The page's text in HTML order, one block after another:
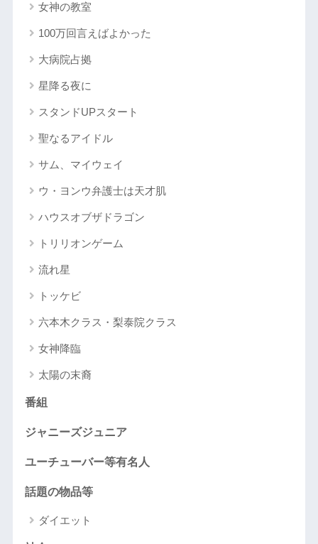
女神の教室
100万回言えばよかった
大病院占拠
星降る夜に
スタンドUPスタート
聖なるアイドル
サム、マイウェイ
ウ・ヨンウ弁護士は天才肌
ハウスオブザドラゴン
トリリオンゲーム
流れ星
トッケビ
六本木クラス・梨泰院クラス
女神降臨
太陽の末裔
番組
ジャニーズジュニア
ユーチューバー等有名人
話題の物品等
ダイエット